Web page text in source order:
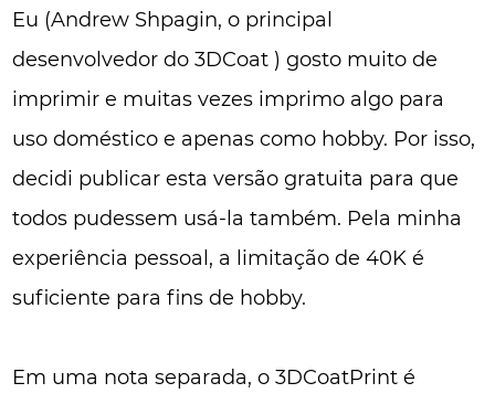
Eu (Andrew Shpagin, o principal
desenvolvedor do 3DCoat ) gosto muito de
imprimir e muitas vezes imprimo algo para
uso doméstico e apenas como hobby. Por isso,
decidi publicar esta versão gratuita para que
todos pudessem usá-la também. Pela minha
experiência pessoal, a limitação de 40K é
suficiente para fins de hobby.
Em uma nota separada, o 3DCoatPrint é